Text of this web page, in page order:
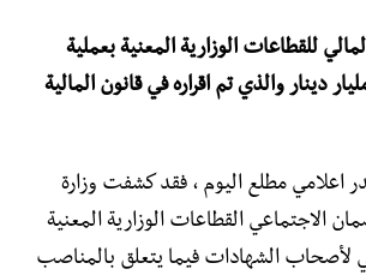
للقطاعات الوزارية المعنية بعملية
المهني 160 مليار دينار والذي تم اقراره في قانون المالية
مطلع اليوم ، فقد كشفت وزارة
الاجتماعي القطاعات الوزارية المعنية
لأصحاب الشهادات فيما يتعلق بالمناصب